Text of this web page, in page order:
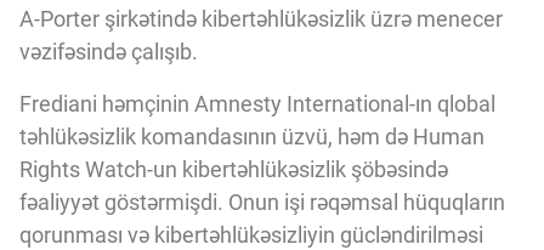
A-Porter şirkətində kibertəhlükəsizlik üzrə menecer
vəzifəsində çalışıb.
Frediani həmçinin Amnesty International-ın qlobal
təhlükəsizlik komandasının üzvü, həm də Human
Rights Watch-un kibertəhlükəsizlik şöbəsində
fəaliyyət göstərmişdi. Onun işi rəqəmsal hüquqların
qorunması və kibertəhlükəsizliyin gücləndirilməsi